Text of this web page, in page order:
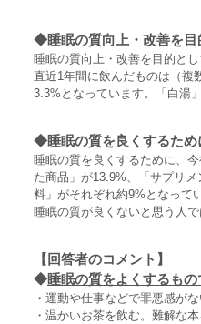
◆睡眠の質向上・改善を
睡眠の質向上・改善を目的と
直近1年間に飲んだものは（複
3.3%となっています。「白湯
◆睡眠の質を良くするた
睡眠の質を良くするために、
た商品」が13.9%、「サプリ
料」がそれぞれ約9%となって
睡眠の質が良くないと思う人
【回答者のコメント】
◆睡眠の質をよくするも
・運動や仕事などで罪悪感が
・温かいお茶を飲む。難解な